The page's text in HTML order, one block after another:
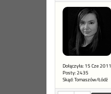
Dołączyła: 15 Cze 2011
Posty: 2435
Skąd: Tomaszów/Łódź